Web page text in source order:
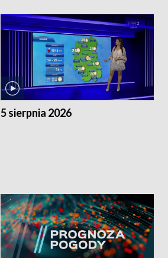
5 sierpnia 2026